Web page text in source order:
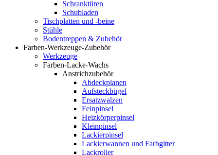
Schranktüren
Schubladen
Tischplatten und -beine
Stühle
Bodentreppen & Zubehör
Farben-Werkzeuge-Zubehör
Werkzeuge
Farben-Lacke-Wachs
Anstrichzubehör
Abdeckplanen
Aufsteckbügel
Ersatzwalzen
Feinpinsel
Heizkörperpinsel
Kleinpinsel
Lackierpinsel
Lackierwannen und Farbgitter
Lackroller